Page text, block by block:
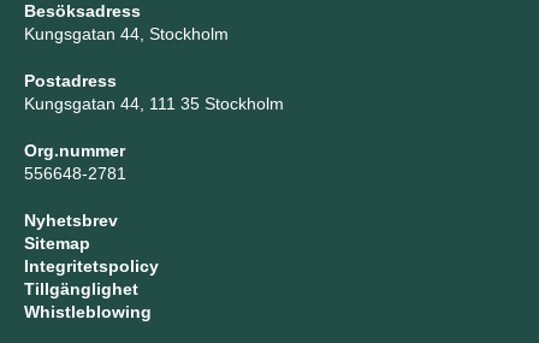
Besöksadress
Kungsgatan 44, Stockholm
Postadress
Kungsgatan 44, 111 35 Stockholm
Org.nummer
556648-2781
Nyhetsbrev
Sitemap
Integritetspolicy
Tillgänglighet
Whistleblowing